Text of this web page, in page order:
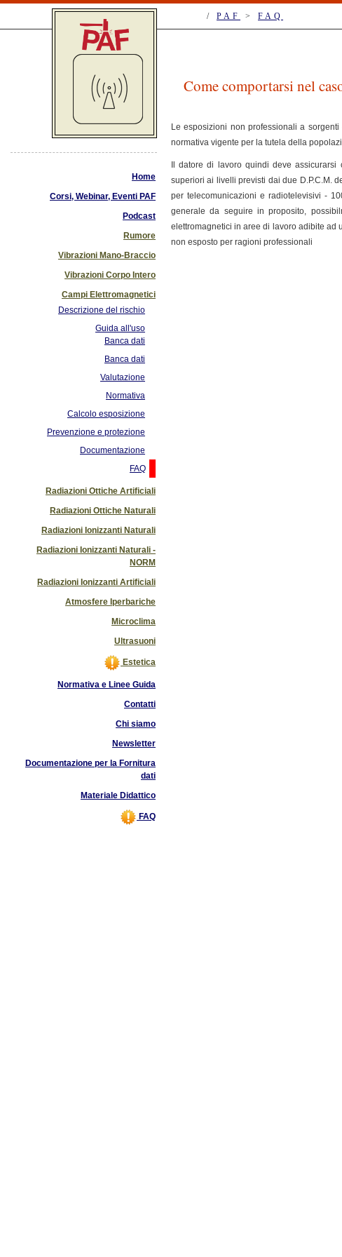
/ PAF > FAQ
Home
Corsi, Webinar, Eventi PAF
Podcast
Rumore
Vibrazioni Mano-Braccio
Vibrazioni Corpo Intero
Campi Elettromagnetici
Descrizione del rischio
Guida all'uso
Banca dati
Banca dati
Valutazione
Normativa
Calcolo esposizione
Prevenzione e protezione
Documentazione
FAQ
Radiazioni Ottiche Artificiali
Radiazioni Ottiche Naturali
Radiazioni Ionizzanti Naturali
Radiazioni Ionizzanti Naturali -
NORM
Radiazioni Ionizzanti Artificiali
Atmosfere Iperbariche
Microclima
Ultrasuoni
Estetica
Normativa e Linee Guida
Contatti
Chi siamo
Newsletter
Documentazione per la Fornitura
dati
Materiale Didattico
FAQ
Come comportarsi nel
Le esposizioni non professionali a
normativa vigente per la tutela della
Il datore di lavoro quindi deve
superiori ai livelli previsti dai due D.P.C.M.
per telecomunicazioni e radiotelevisivi -
generale da seguire in proposito,
elettromagnetici in aree di lavoro adibite ad
non esposto per ragioni professionali